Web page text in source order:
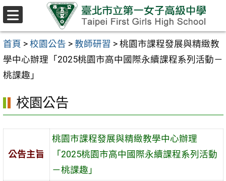
跳至主要內容區
首頁 > 校園公告 > 教師研習 > 桃園市課程發展與精緻教
學中心辦理「2025桃園市高中國際永續課程系列活動－
桃課趣」
校園公告
公告主旨
桃園市課程發展與精緻教學中心辦理
「2025桃園市高中國際永續課程系列活動
－桃課趣」
選
單